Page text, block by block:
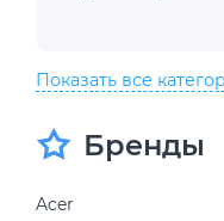
Показать все
Бренды
Acer